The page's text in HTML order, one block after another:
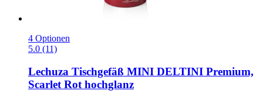
4 Optionen
5.0 (11)
Lechuza Tischgefäß MINI DELTINI Premium,
Scarlet Rot hochglanz